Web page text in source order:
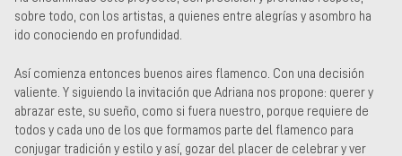
sobre todo, con los artistas, a quienes entre alegrías y asombro ha
ido conociendo en profundidad.
Así comienza entonces buenos aires flamenco. Con una decisión
valiente. Y siguiendo la invitación que Adriana nos propone: querer y
abrazar este, su sueño, como si fuera nuestro, porque requiere de
todos y cada uno de los que formamos parte del flamenco para
conjugar tradición y estilo y así, gozar del placer de celebrar y ver